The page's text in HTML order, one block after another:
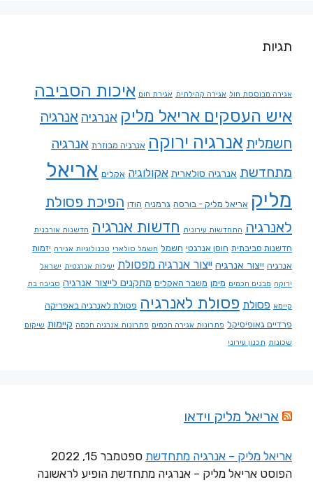
תגיות
אגירה מבוססת חול אגירה קהילתית אגירת חום איכות הסביבה
איש העסקים אריאל מליק אנרגיה אנרגיה
חשמלית אנרגיה ירוקה אנרגיה מבוזרת אנרגיה
מתחדשת אנרגיה סולארית אקולוגיה אקלים אריאל
מליק אריאל מליק - בורסה גרמניה הודו הפיכת פסולת
לאנרגיה התחדשות עירונית חדשות אנרגיה חדשנות אורבנית
חדשנות סביבתית חוסן אנרגטי חשמל חשמל סולארי טכנולוגיות אגירה יזמות
אנרגיה ייצור אנרגיה ייצור אנרגיה מפסולת יעילות אנרגטית ישראל
ירוקה מבנים חכמים מימן משבר האקלים מתקנים לייצור אנרגיה סביבה בת
קיימא פסולת פסולת לאנרגיה פסולת לאנרגיה באפריקה
פרדיים גאופיסיקל פתרונות אגירה חכמים פתרונות אנרגיה חכמה קיימות שיקום
שכונות תכנון עירוני
אריאל מליק וידאו
אריאל מליק – אנרגיה מתחדשת ספטמבר 15, 2022
הפוסט אריאל מליק – אנרגיה מתחדשת הופיע לראשונה